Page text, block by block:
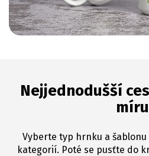
Nejjednodušší
míru
Vyberte typ hrnku a
kategorií. Poté se pusťte do